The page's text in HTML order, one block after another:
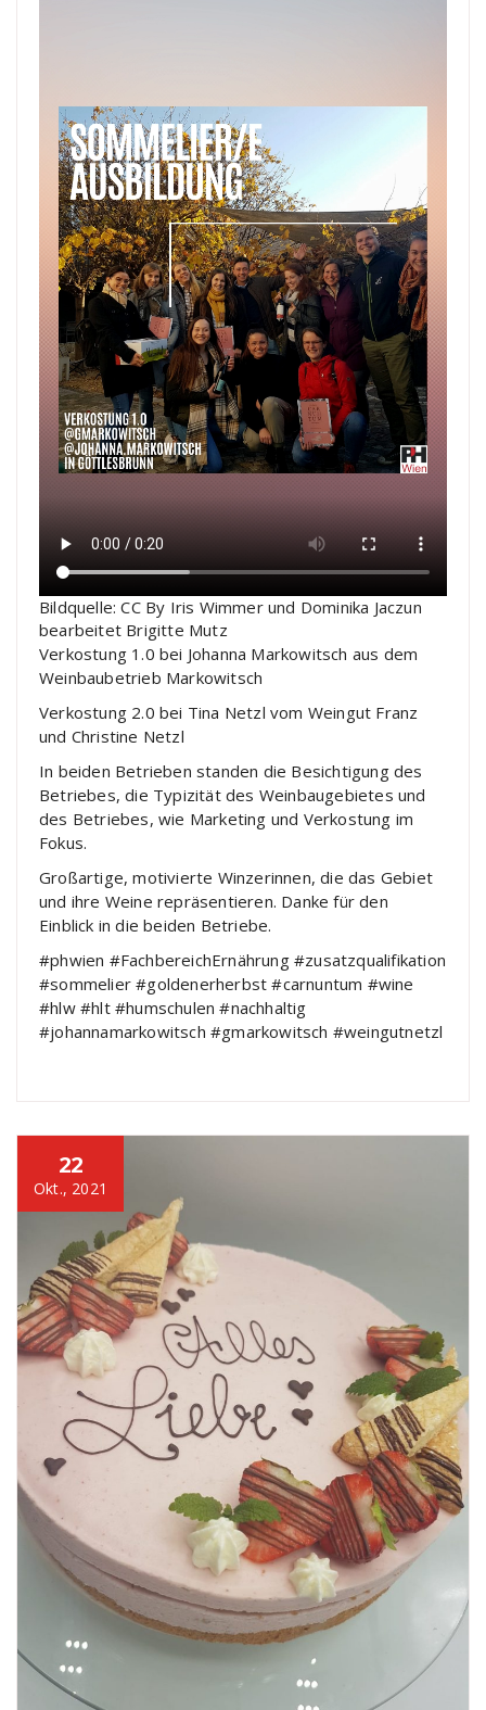
Bildquelle: CC By Iris Wimmer und Dominika Jaczun
bearbeitet Brigitte Mutz
Verkostung 1.0 bei Johanna Markowitsch aus dem
Weinbaubetrieb Markowitsch
Verkostung 2.0 bei Tina Netzl vom Weingut Franz
und Christine Netzl
In beiden Betrieben standen die Besichtigung des
Betriebes, die Typizität des Weinbaugebietes und
des Betriebes, wie Marketing und Verkostung im
Fokus.
Großartige, motivierte Winzerinnen, die das Gebiet
und ihre Weine repräsentieren. Danke für den
Einblick in die beiden Betriebe.
#phwien #FachbereichErnährung #zusatzqualifikation
#sommelier #goldenerherbst #carnuntum #wine
#hlw #hlt #humschulen #nachhaltig
#johannamarkowitsch #gmarkowitsch #weingutnetzl
22
Okt., 2021